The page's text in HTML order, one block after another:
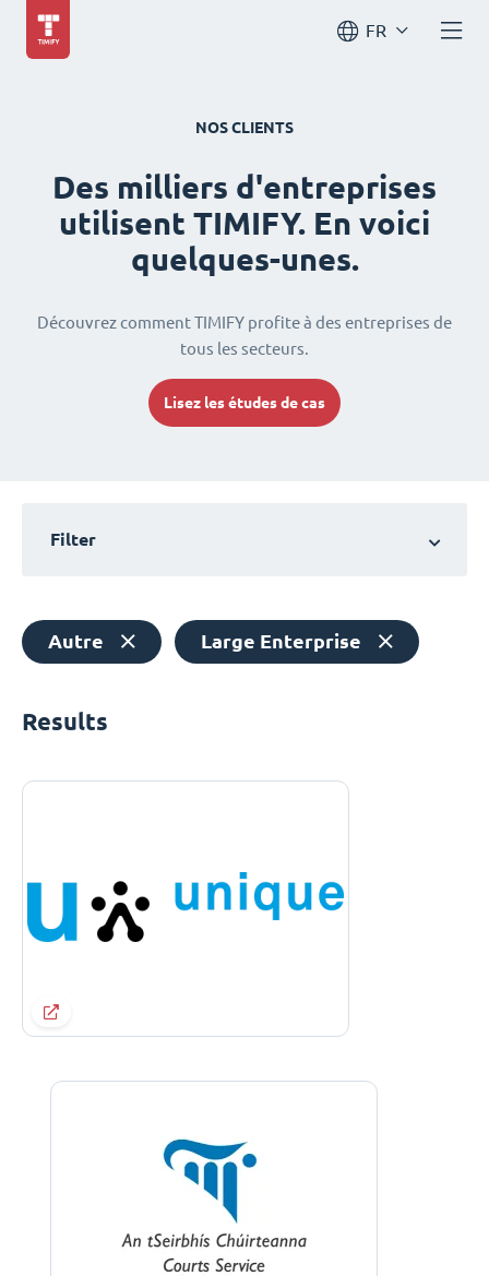
FR
NOS CLIENTS
Des milliers d'entreprises
utilisent TIMIFY. En voici
quelques-unes.
Découvrez comment TIMIFY profite à des entreprises de
tous les secteurs.
Lisez les études de cas
Filter
Autre Large Enterprise
Results